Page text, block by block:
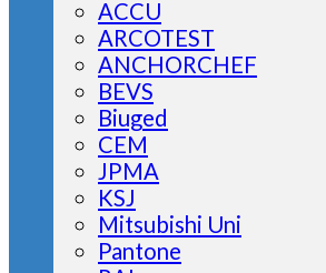
ACCU
ARCOTEST
ANCHORCHEF
BEVS
Biuged
CEM
JPMA
KSJ
Mitsubishi Uni
Pantone